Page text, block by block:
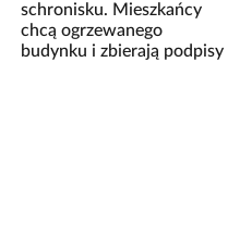
schronisku. Mieszkańcy
chcą ogrzewanego
budynku i zbierają podpisy